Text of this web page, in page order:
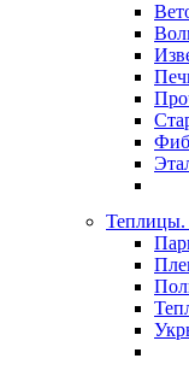
Теплицы.